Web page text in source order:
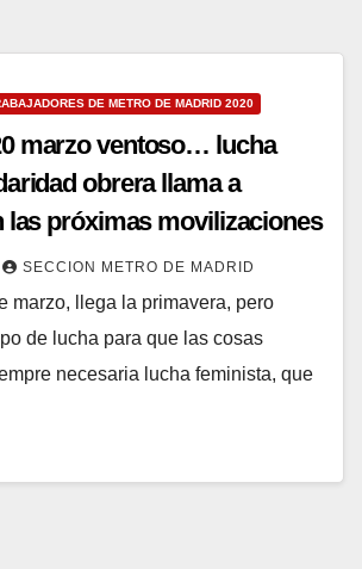
DE METRO DE MADRID 2020
marzo ventoso… lucha
obrera llama a
las próximas movilizaciones
SECCION METRO DE MADRID
marzo, llega la primavera, pero
de lucha para que las cosas
necesaria lucha feminista, que